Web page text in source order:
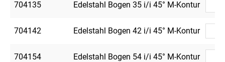
704135 Edelstahl Bogen 35 i/i 45° M-Kontur
704142 Edelstahl Bogen 42 i/i 45° M-Kontur
704154 Edelstahl Bogen 54 i/i 45° M-Kontur